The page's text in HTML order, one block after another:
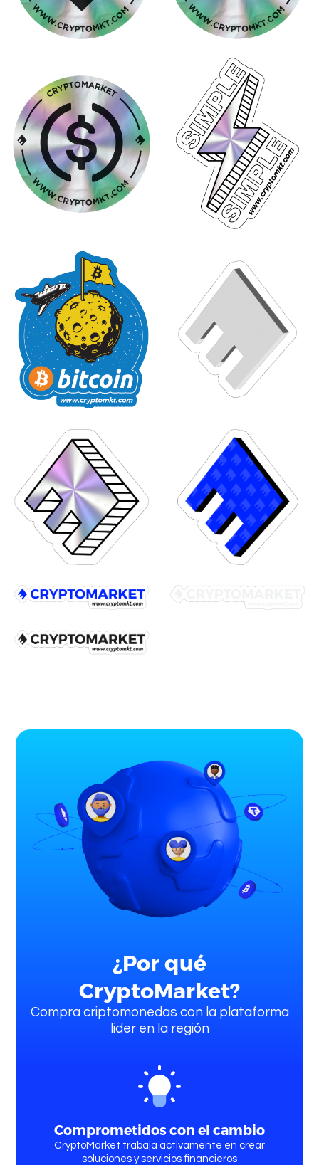
Idioma
Quienes somos
Criptomonedas
Comprar Bitcoin
¿Por qué
CryptoMarket?
Compra criptomonedas con la plataforma
lider en la región
Comprometidos con el cambio
CryptoMarket trabaja activamente en crear
soluciones y servicios financieros